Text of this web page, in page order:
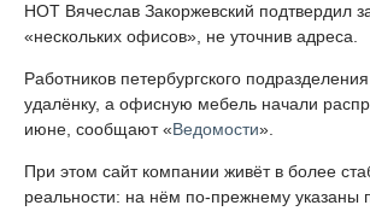
НОТ Вячеслав Закоржевский подтвердил
«нескольких офисов», не уточнив адреса.
Работников петербургского
удалёнку, а офисную мебель начали
июне, сообщают «Ведомости».
При этом сайт компании живёт в более
реальности: на нём по-прежнему указаны